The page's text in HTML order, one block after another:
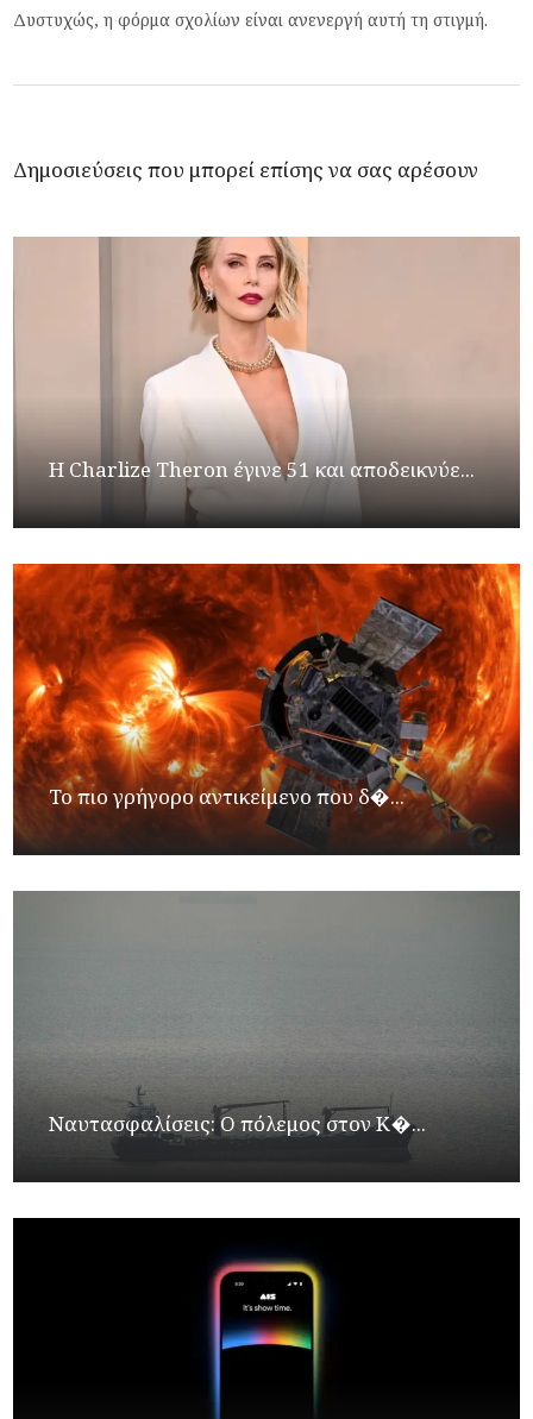
Δυστυχώς, η φόρμα σχολίων είναι ανενεργή αυτή τη στιγμή.
Δημοσιεύσεις που μπορεί επίσης να σας αρέσουν
Η Charlize Theron έγινε 51 και αποδεικνύε...
Το πιο γρήγορο αντικείμενο που δ�...
Ναυτασφαλίσεις: Ο πόλεμος στον Κ�...